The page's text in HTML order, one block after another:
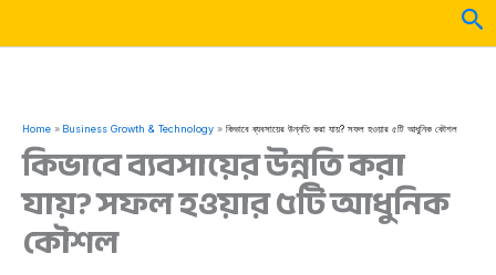
Home Business Growth & Technology কিভাবে ব্যবসায়ের উন্নতি করা যায়? সফল হওয়ার ৫টি আধুনিক কৌশল
কিভাবে ব্যবসায়ের উন্নতি করা
যায়? সফল হওয়ার ৫টি আধুনিক
কৌশল